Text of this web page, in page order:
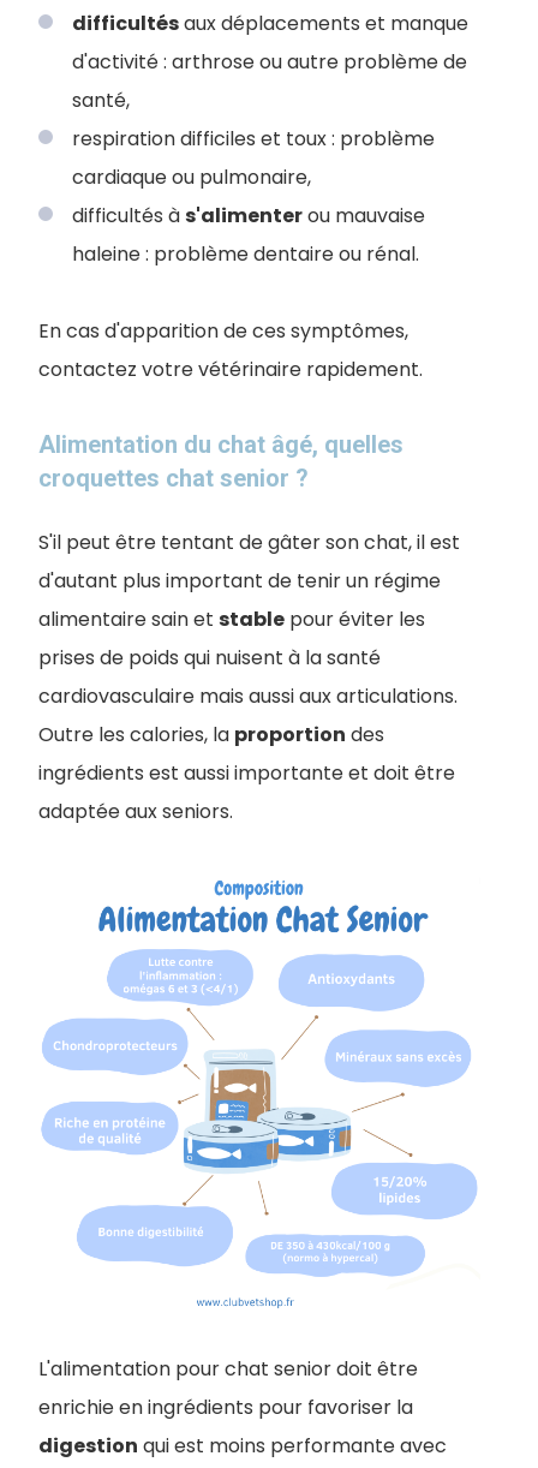
difficultésaux déplacements et manque
d'activité : arthrose ou autre problème de
santé,
respiration difficiles et toux : problème
cardiaque ou pulmonaire,
difficultés às'alimenterou mauvaise
haleine : problème dentaire ou rénal.
En cas d'apparition de ces symptômes,
contactez votre vétérinaire rapidement.
Alimentation du chat âgé, quelles
croquettes chat senior ?
S'il peut être tentant de gâter son chat, il est
d'autant plus important de tenir un régime
alimentaire sain et stable pour éviter les
prises de poids qui nuisent à la santé
cardiovasculaire mais aussi aux articulations.
Outre les calories, la proportion des
ingrédients est aussi importante et doit être
adaptée aux seniors.
L'alimentation pour chat senior doit être
enrichie en ingrédients pour favoriser la
digestion qui est moins performante avec